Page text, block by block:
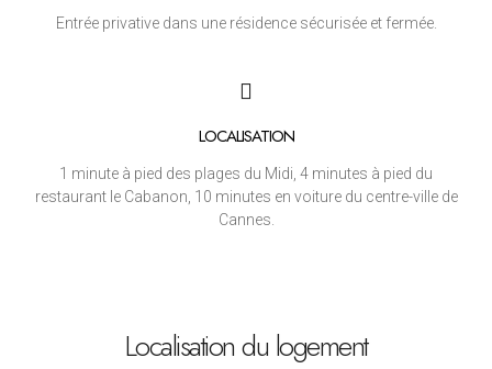
Entrée privative dans une résidence sécurisée et fermée.
LOCALISATION
1 minute à pied des plages du Midi, 4 minutes à pied du
restaurant le Cabanon, 10 minutes en voiture du centre-ville de
Cannes.
Localisation du logement